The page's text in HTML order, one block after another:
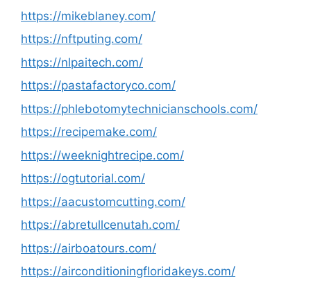
https://mikeblaney.com/
https://nftputing.com/
https://nlpaitech.com/
https://pastafactoryco.com/
https://phlebotomytechnicianschools.com/
https://recipemake.com/
https://weeknightrecipe.com/
https://ogtutorial.com/
https://aacustomcutting.com/
https://abretullcenutah.com/
https://airboatours.com/
https://airconditioningfloridakeys.com/